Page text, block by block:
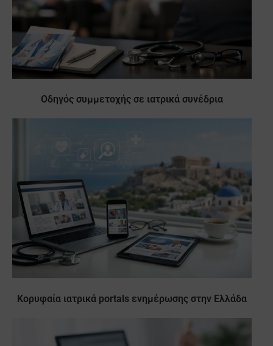
Οδηγός συμμετοχής σε ιατρικά συνέδρια
Κορυφαία ιατρικά portals ενημέρωσης στην Ελλάδα